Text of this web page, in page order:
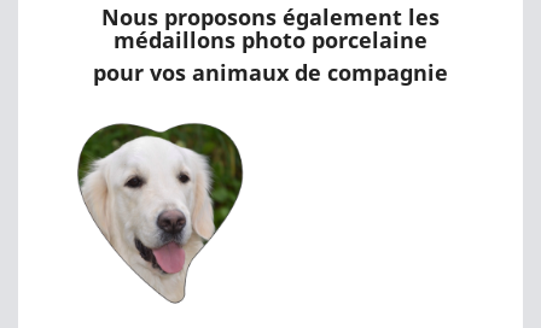
Nous proposons également les
médaillons photo porcelaine
pour vos animaux de compagnie